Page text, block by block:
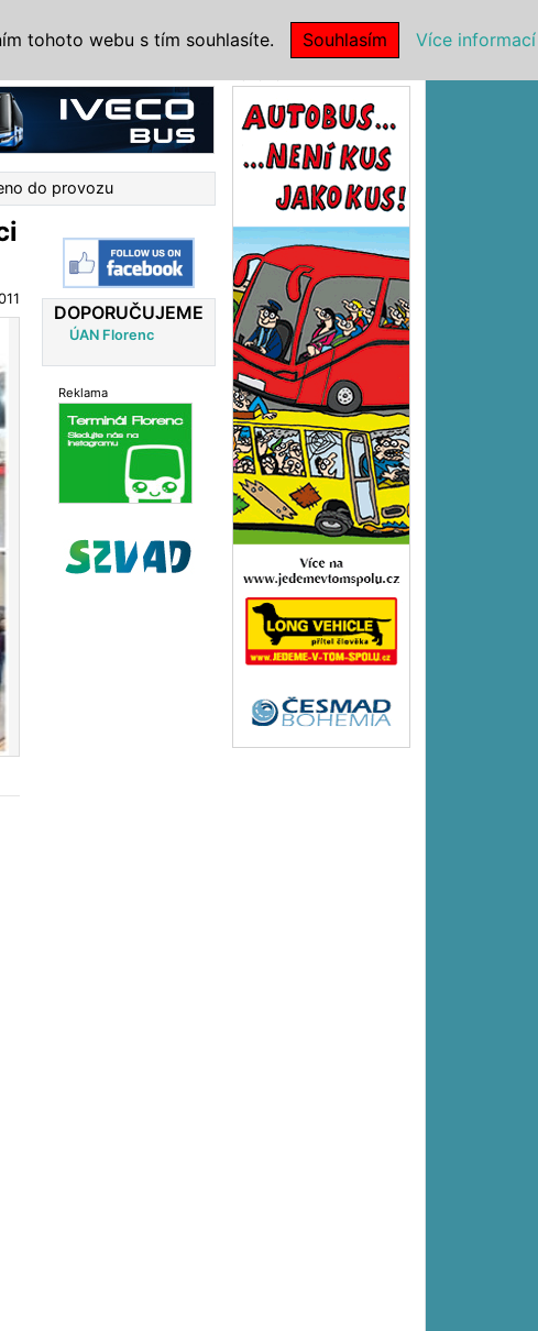
do provozu
DOPORUČUJEME
ÚAN Florenc
Reklama
tohoto webu s tím souhlasíte. Souhlasím Více informací